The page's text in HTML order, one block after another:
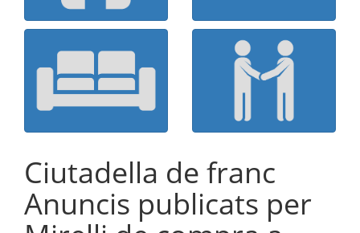
Ciutadella de franc
Anuncis publicats per